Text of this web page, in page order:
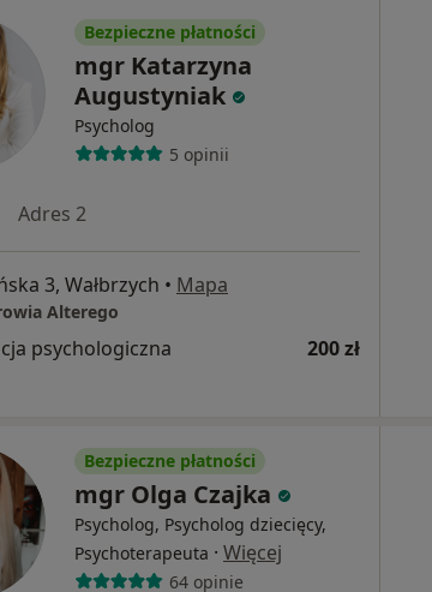
Bezpieczne płatności
mgr Katarzyna
Augustyniak
Psycholog
5 opinii
Adres 2
3, Wałbrzych • Mapa
Alterego
psychologiczna 200 zł
Bezpieczne płatności
mgr Olga Czajka
Psycholog, Psycholog dziecięcy,
Psychoterapeuta · Więcej
64 opinie